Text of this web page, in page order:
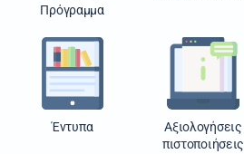
Πρόγραμμα
Έντυπα
Αξιολογήσεις
πιστοποιήσεις